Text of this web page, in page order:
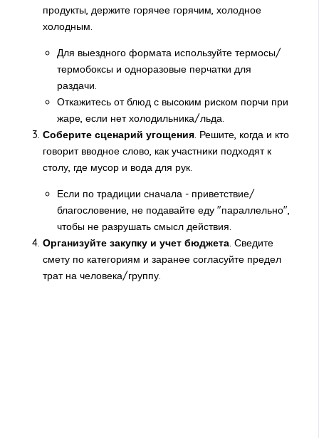
продукты, держите горячее горячим, холодное
холодным.
Для выездного формата используйте термосы/
термобоксы и одноразовые перчатки для
раздачи.
Откажитесь от блюд с высоким риском порчи при
жаре, если нет холодильника/льда.
Соберите сценарий угощения. Решите, когда и кто
говорит вводное слово, как участники подходят к
столу, где мусор и вода для рук.
Если по традиции сначала - приветствие/
благословение, не подавайте еду "параллельно",
чтобы не разрушать смысл действия.
Организуйте закупку и учет бюджета. Сведите
смету по категориям и заранее согласуйте предел
трат на человека/группу.